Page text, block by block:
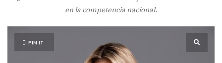
en la competencia nacional.
PIN IT